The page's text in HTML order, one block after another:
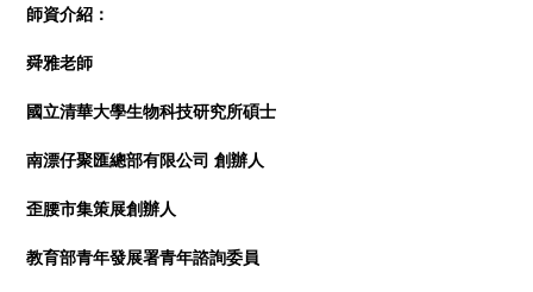
師資介紹：
舜雅老師
國立清華大學生物科技研究所碩士
南漂仔聚匯總部有限公司 創辦人
歪腰市集策展創辦人
教育部青年發展署青年諮詢委員